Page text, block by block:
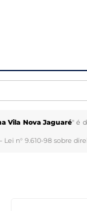
Vila Nova Jaguaré" é
Lei n° 9.610-98 sobre